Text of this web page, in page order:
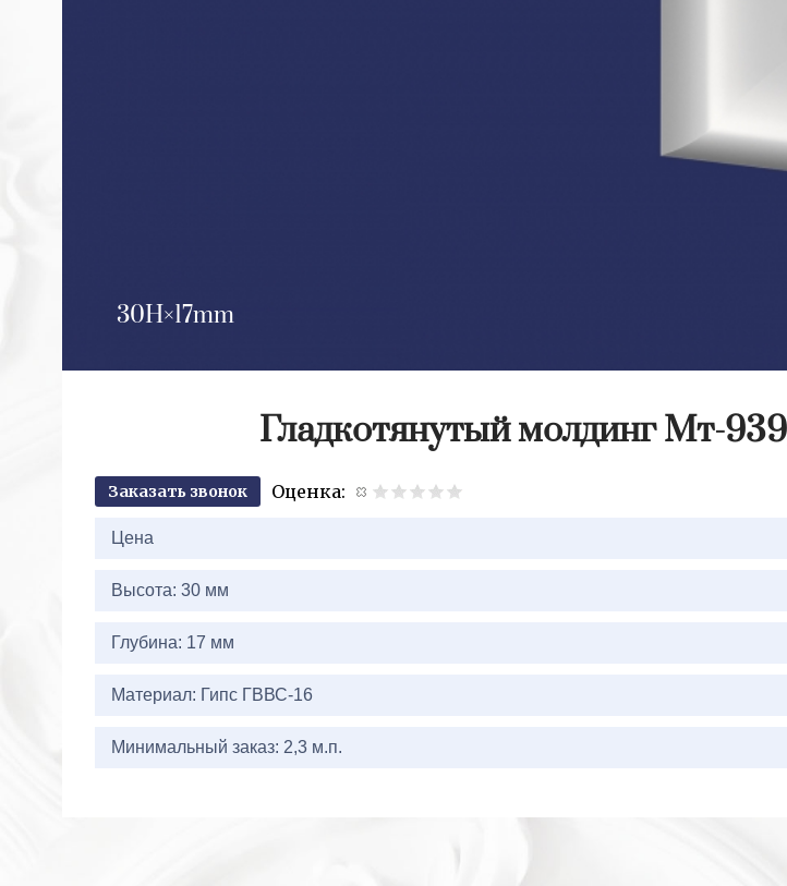
30H 17mm
Гладкотянутый молдинг Мт-
Заказать звонок
Оценка:
Цена
Высота: 30 мм
Глубина: 17 мм
Материал: Гипс ГВВС-16
Минимальный заказ: 2,3 м.п.